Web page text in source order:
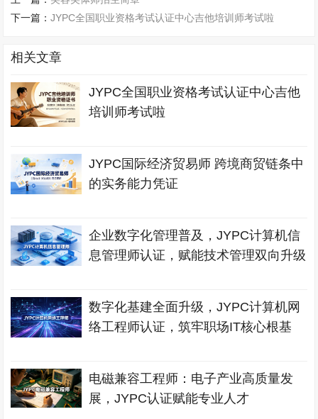
下一篇：JYPC全国职业资格考试认证中心吉他培训师考试啦
相关文章
JYPC全国职业资格考试认证中心吉他
培训师考试啦
JYPC国际经济贸易师 跨境商贸链条中
的实务能力凭证
企业数字化管理普及，JYPC计算机信
息管理师认证，赋能技术管理双向升级
数字化基建全面升级，JYPC计算机网
络工程师认证，筑牢职场IT核心根基
电磁兼容工程师：电子产业高质量发
展，JYPC认证赋能专业人才